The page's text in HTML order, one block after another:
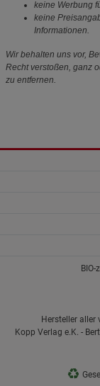
keine Werbung
keine
Informationen.
Wir behalten uns vor,
Recht verstoßen, ganz
zu entfernen.
Hersteller aller
Kopp Verlag e.K. -
♻